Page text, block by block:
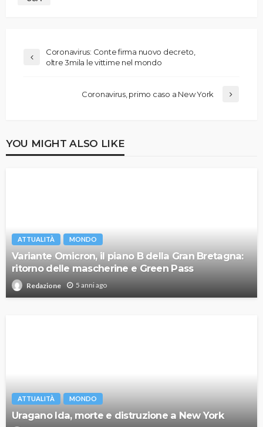
Coronavirus: Conte firma nuovo decreto,
oltre 3mila le vittime nel mondo
Coronavirus, primo caso a New York
YOU MIGHT ALSO LIKE
ATTUALITÀ MONDO
Variante Omicron, il piano B della Gran Bretagna:
ritorno delle mascherine e Green Pass
Redazione 5 anni ago
ATTUALITÀ MONDO
Uragano Ida, morte e distruzione a New York